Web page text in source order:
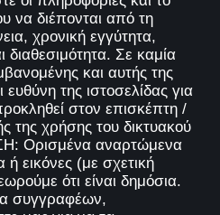
να διέπονται από τη
χρονική εγγύτητα,
διαθεσιμότητα. Σε καμία
και αυτής της
της ιστοσελίδας για
στον επισκέπτη /
της χρήσης του δικτυακού
Ορισμένα αναρτώμενα
ή εικόνες (με σχετική
ότι είναι δημόσια.
συγγραφέων,